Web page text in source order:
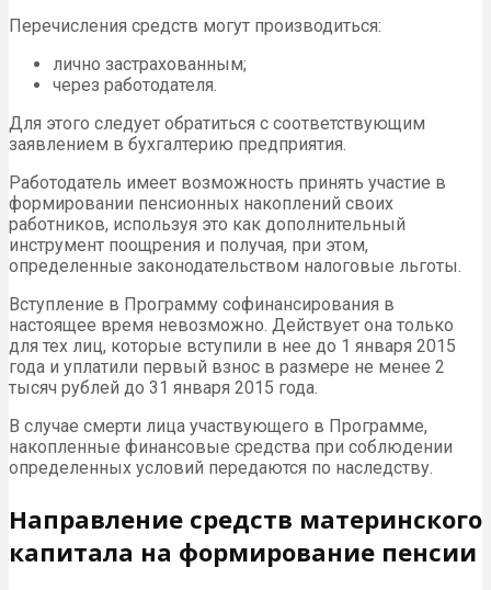
Перечисления средств могут производиться:
лично застрахованным;
через работодателя.
Для этого следует обратиться с соответствующим
заявлением в бухгалтерию предприятия.
Работодатель имеет возможность принять участие в
формировании пенсионных накоплений своих
работников, используя это как дополнительный
инструмент поощрения и получая, при этом,
определенные законодательством налоговые льготы.
Вступление в Программу софинансирования в
настоящее время невозможно. Действует она только
для тех лиц, которые вступили в нее до 1 января 2015
года и уплатили первый взнос в размере не менее 2
тысяч рублей до 31 января 2015 года.
В случае смерти лица участвующего в Программе,
накопленные финансовые средства при соблюдении
определенных условий передаются по наследству.
Направление средств материнского
капитала на формирование пенсии